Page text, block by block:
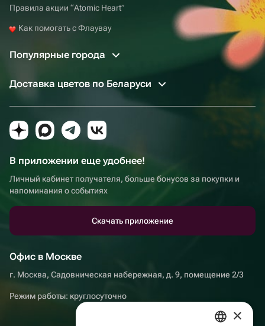
Правила акции “Atomic Heart”
Как помогать с Флаувау
Популярные города
Доставка цветов по Беларуси
В приложении еще удобнее!
Личный кабинет получателя, больше бонусов за покупки и
напоминания о событиях
Скачать приложение
Офис в Москве
г. Москва, Садовническая набережная, д. 9, помещение 2/3
Режим работы: круглосуточно
×